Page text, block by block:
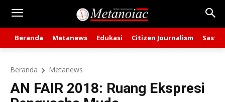
Beranda Metanews Edukasi Citizen Journalism Sastra
Beranda Metanews
AN FAIR 2018: Ruang Ekspresi